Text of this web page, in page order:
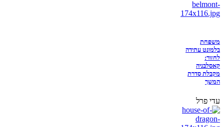
משפחת
בלמונט עתידה
לחזור:
קאסלבניה
מקבלת סדרת
המשך
עדי פרל